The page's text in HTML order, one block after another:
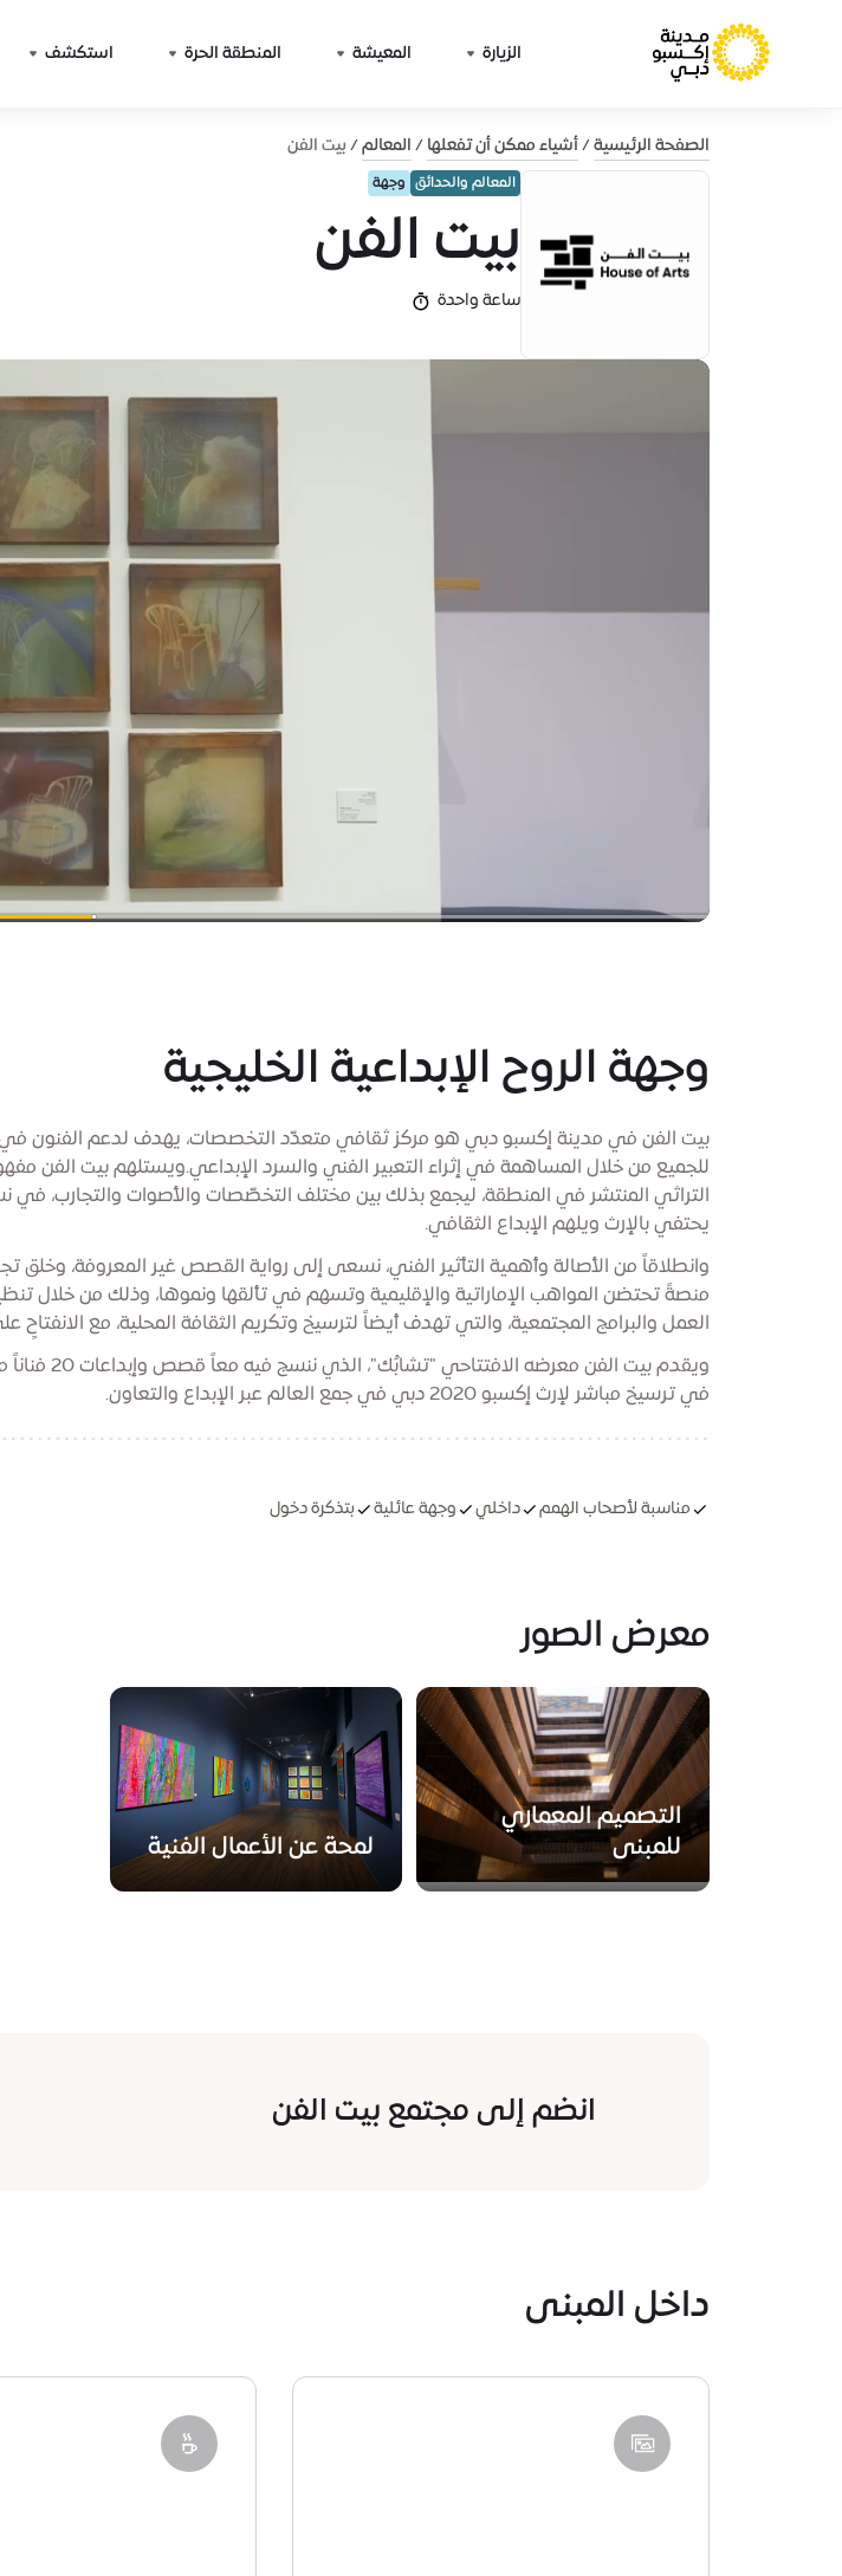
الزيارة المعيشة المنطقة الحرة استكشف
الصفحة الرئيسية أشياء ممكن أن تفعلها المعالم بيت الفن
المعالم والحدائق وجهة
بيت الفن
ساعة واحدة
وجهة الروح الإبداعية الخليجية
بيت الفن في مدينة إكسبو دبي هو مركز ثقافي متعدّد التخصصات، يهدف لدعم الفنون في
للجميع من خلال المساهمة في إثراء التعبير الفني والسرد الإبداعي.ويستلهم بيت الفن
التراثي المنتشر في المنطقة، ليجمع بذلك بين مختلف التخصّصات والأصوات والتجارب،
يحتفي بالإرث ويلهم الإبداع الثقافي.
وانطلاقاً من الأصالة وأهمية التأثير الفني، نسعى إلى رواية القصص غير المعروفة، وخلق
منصةً تحتضن المواهب الإماراتية والإقليمية وتسهم في تألقها ونموها، وذلك من خلال
العمل والبرامج المجتمعية، والتي تهدف أيضاً لترسيخ وتكريم الثقافة المحلية، مع الانفتاحٍ
ويقدم بيت الفن
في ترسيخ مباشر لإرث إكسبو 2020 دبي في جمع العالم عبر الإبداع والتعاون.
مناسبة لأصحاب الهمم داخلي وجهة عائلية بتذكرة دخول
معرض الصور
التصميم المعماري
للمبنى
لمحة عن الأعمال الفنية
انضم إلى مجتمع بيت الفن
داخل المبنى